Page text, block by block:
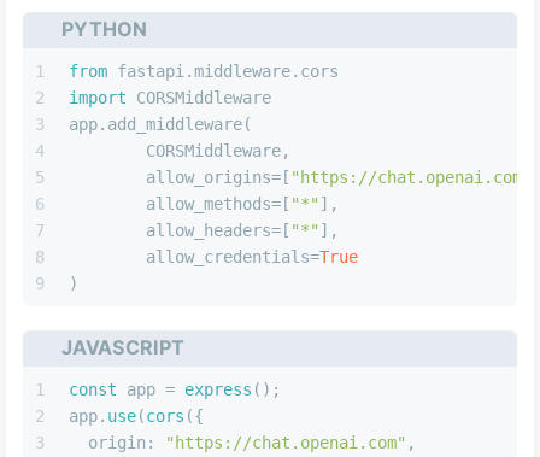
PYTHON
1
2
3
4
5
6
7
8
9
from fastapi.middleware.cors
import CORSMiddleware
app.add_middleware(
	CORSMiddleware,
	allow_origins=[
"https://chat.openai.com"
	allow_methods=[
"*" ],
	allow_headers=[
"*" ],
	allow_credentials=
True
)
JAVASCRIPT
1
2
3
const app = express ();
app. use(cors ({
origin : "https://chat.openai.com" ,